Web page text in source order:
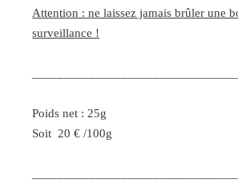
Attention : ne laissez jamais brûler une
surveillance !
Poids net : 25g
Soit 20 € /100g